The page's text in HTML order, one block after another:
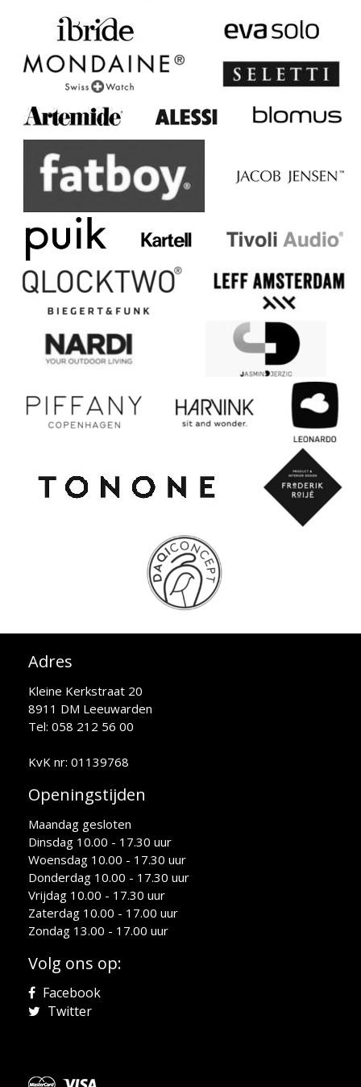
Adres
Kleine Kerkstraat 20
8911 DM Leeuwarden
Tel: 058 212 56 00
KvK nr: 01139768
Openingstijden
Maandag gesloten
Dinsdag 10.00 - 17.30 uur
Woensdag 10.00 - 17.30 uur
Donderdag 10.00 - 17.30 uur
Vrijdag 10.00 - 17.30 uur
Zaterdag 10.00 - 17.00 uur
Zondag 13.00 - 17.00 uur
Volg ons op:
Facebook
Twitter